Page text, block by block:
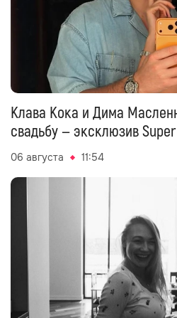
Клава Кока и Дима
свадьбу — эксклюзив Super
06 августа 11:54